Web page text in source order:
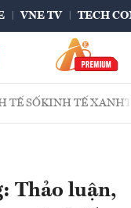
VNE TV TECH
TẾ SỐKINH TẾ XANH
Thảo luận,